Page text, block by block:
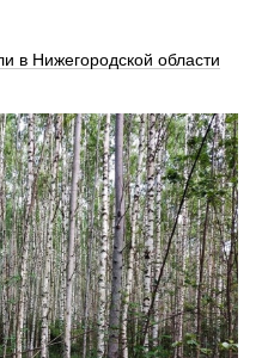
в Нижегородской области